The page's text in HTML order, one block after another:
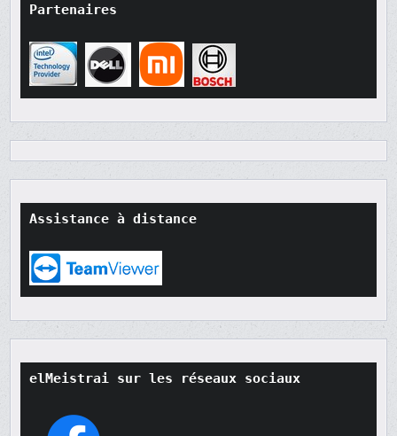
Partenaires
Assistance à distance
elMeistrai sur les réseaux sociaux